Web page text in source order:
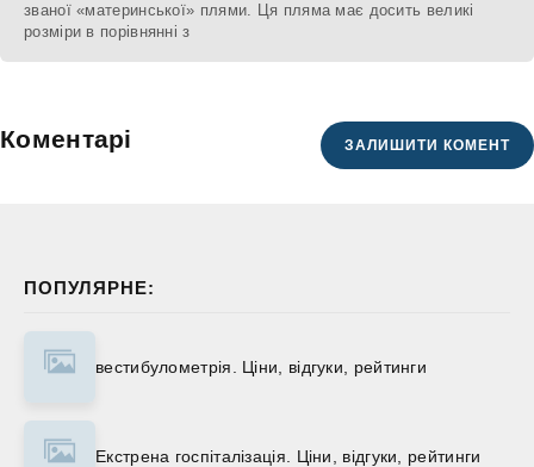
ПОПУЛЯРНЕ:
вестибулометрія. Ціни, відгуки, рейтинги
Екстрена госпіталізація. Ціни, відгуки, рейтинги
званої «материнської» плями. Ця пляма має досить великі
розміри в порівнянні з
Коментарі ЗАЛИШИТИ КОМЕНТ